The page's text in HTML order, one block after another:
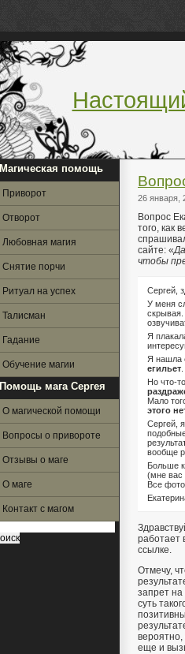
26 января,
Вопрос
того, как
сайте: «
чтобы
Сергей,
У меня
скрывая.
Я
Я нашла
егильет
Но что-
Мало
этого
Сергей,
вообще
Больше
(мне вас
Все
работает
ссылке.
Отмечу,
запрет
суть
еще и
Магическая помощь
Приворот
Отворот
Любовная магия
Снятие порчи
Ритуал на успех
Талисман
Гадание
Обучение магии
Помощь мага Сергея
О магической помощи
Вопросы о привороте
Отзывы о маге
О маге
Контакт с магом